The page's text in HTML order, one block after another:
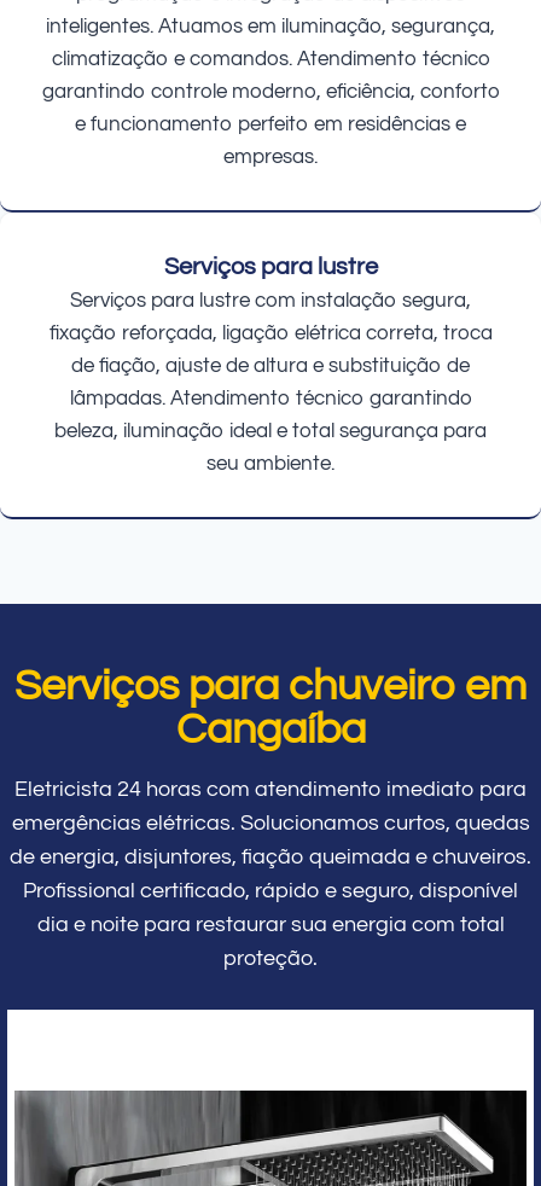
inteligentes. Atuamos em iluminação, segurança,
climatização e comandos. Atendimento técnico
garantindo controle moderno, eficiência, conforto
e funcionamento perfeito em residências e
empresas.
Serviços para lustre
Serviços para lustre com instalação segura,
fixação reforçada, ligação elétrica correta, troca
de fiação, ajuste de altura e substituição de
lâmpadas. Atendimento técnico garantindo
beleza, iluminação ideal e total segurança para
seu ambiente.
Serviços para chuveiro em
Cangaíba
Eletricista 24 horas com atendimento imediato para
emergências elétricas. Solucionamos curtos, quedas
de energia, disjuntores, fiação queimada e chuveiros.
Profissional certificado, rápido e seguro, disponível
dia e noite para restaurar sua energia com total
proteção.